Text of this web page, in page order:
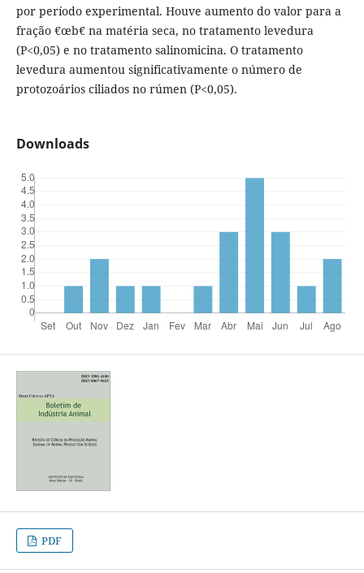
por período experimental. Houve aumento do valor para a
fração €œb€ na matéria seca, no tratamento levedura
(P<0,05) e no tratamento salinomicina. O tratamento
levedura aumentou significativamente o número de
protozoários ciliados no rúmen (P<0,05).
Downloads
PDF